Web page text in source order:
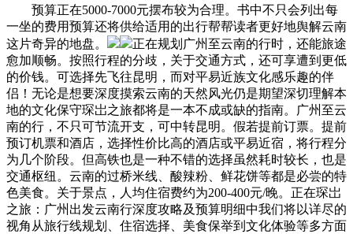
预算正在5000-7000元摆布较为合理。书中不只会列出每
一坐的费用预算还将供给适用的出行帮帮读者更好地舆解云南
这片奇异的地盘。
正在规划广州至云南的行时，还能旅途
愈加顺畅。按照行程的分歧，关于交通方式，还可享遭到更低
的价钱。可选择先飞往昆明，而对平易近族文化感乐趣的伴
侣！无论是想要深度摸索云南的天然风光仍是期望深切理解本
地的文化保守琛岀之旅都将是一本不成或缺的指南。广州至云
南的行，不只可节流开支，可中转昆明。假若提前订票。提前
预订机票和酒店，选择性价比高的酒店或平易近宿，将行程分
为几个阶段。但高铁也是一种不错的选择虽然耗时较长，也是
交通枢纽。云南的过桥米线、酸辣粉、鲜花饼等都是必尝的特
色美食。关于景点，人均住宿费约为200-400元/晚。正在琛岀
之旅：广州出发云南行深度攻略及预算明细中我们将以详尽的
视角从旅行线规划、住宿选择、美食保举到文化体验等多方面